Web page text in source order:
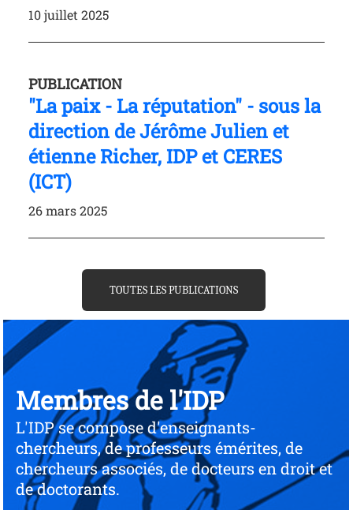
10 juillet 2025
PUBLICATION
"La paix - La réputation" - sous la
direction de Jérôme Julien et
étienne Richer, IDP et CERES
(ICT)
26 mars 2025
TOUTES LES PUBLICATIONS
Membres de l'IDP
L'IDP se compose d'enseignants-
chercheurs, de professeurs émérites, de
chercheurs associés, de docteurs en droit et
de doctorants.